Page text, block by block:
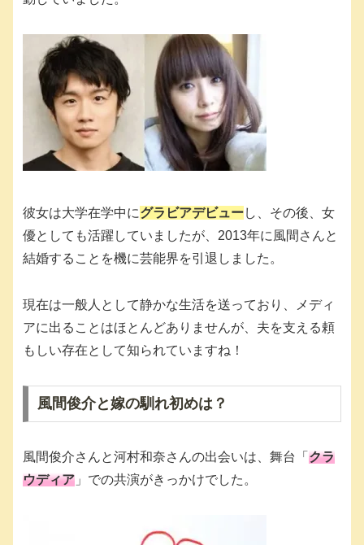
彼女は大学在学中にグラビアデビューし、その後、女
優としても活躍していましたが、2013年に風間さんと
結婚することを機に芸能界を引退しました。
現在は一般人として静かな生活を送っており、メディ
アに出ることはほとんどありませんが、夫を支える頼
もしい存在として知られていますね！
風間俊介と嫁の馴れ初めは？
風間俊介さんと河村和奈さんの出会いは、舞台「 クラ
ウディア 」での共演がきっかけでした。